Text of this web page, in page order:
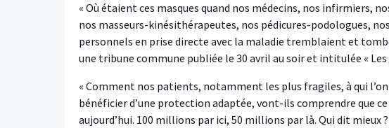
« Où étaient ces masques quand nos médecins, nos infirmiers,
nos masseurs-kinésithérapeutes, nos pédicures-podologues,
personnels en prise directe avec la maladie tremblaient et
une tribune commune publiée le 30 avril au soir et intitulée «
« Comment nos patients, notamment les plus fragiles, à qui
bénéficier d’une protection adaptée, vont-ils comprendre que
aujourd’hui. 100 millions par ici, 50 millions par là. Qui dit mieux ?